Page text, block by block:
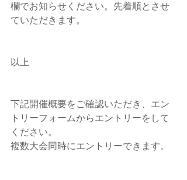
欄でお知らせください。先着順とさせ
ていただきます。
以上
下記開催概要をご確認いただき、エン
トリーフォームからエントリーをして
ください。
複数大会同時にエントリーできます。